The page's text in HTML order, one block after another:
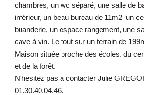
chambres, un wc séparé, une salle de
inférieur, un beau bureau de 11m2, un
buanderie, un espace rangement, une
cave à vin. Le tout sur un terrain de
Maison située proche des écoles, du
et de la forêt.
N'hésitez pas à contacter Julie
01.30.40.04.46.